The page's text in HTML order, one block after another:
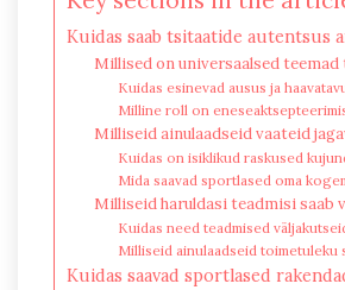
Kuidas saab tsitaatide autentsus
Millised on universaalsed
Kuidas esinevad ausus ja
Milline roll on
Milliseid ainulaadseid vaateid
Kuidas on isiklikud raskused
Mida saavad sportlased oma
Milliseid haruldasi teadmisi
Kuidas need teadmised
Milliseid ainulaadseid toimetuleku
Kuidas saavad sportlased